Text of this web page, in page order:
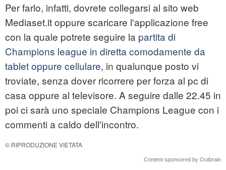
Per farlo, infatti, dovrete collegarsi al sito web
Mediaset.it oppure scaricare l'applicazione free
con la quale potrete seguire la partita di
Champions league in diretta comodamente da
tablet oppure cellulare, in qualunque posto vi
troviate, senza dover ricorrere per forza al pc di
casa oppure al televisore. A seguire dalle 22.45 in
poi ci sarà uno speciale Champions League con i
commenti a caldo dell'incontro.
© RIPRODUZIONE VIETATA
Content sponsored by Outbrain